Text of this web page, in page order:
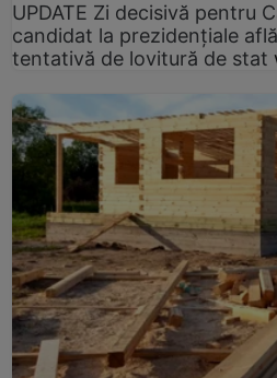
UPDATE Zi decisivă pentru
candidat la prezidențiale
tentativă de lovitură de stat